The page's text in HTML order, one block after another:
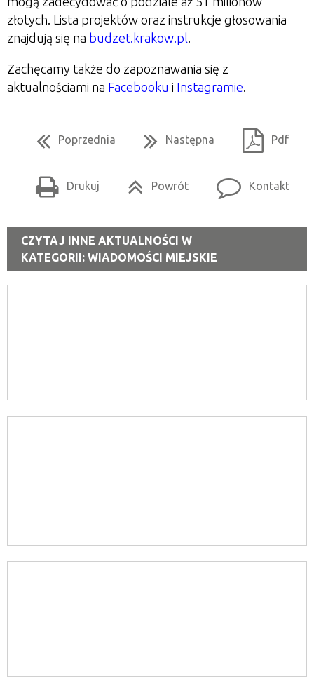
złotych. Lista projektów oraz instrukcje głosowania
znajdują się na budzet.krakow.pl.
Zachęcamy także do zapoznawania się z
aktualnościami na Facebooku i Instagramie.
Poprzednia Następna Pdf
Drukuj Powrót Kontakt
CZYTAJ INNE AKTUALNOŚCI W
KATEGORII: WIADOMOŚCI MIEJSKIE